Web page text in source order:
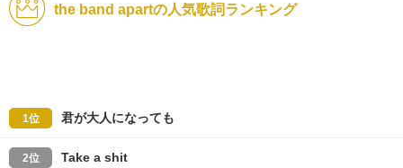
the band apartの人気歌詞ランキング
1位 君が大人になっても
2位 Take a shit